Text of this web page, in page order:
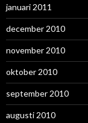
januari 2011
december 2010
november 2010
oktober 2010
september 2010
augusti 2010